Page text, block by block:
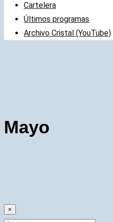
Cartelera
Últimos programas
Archivo Cristal (YouTube)
Mayo
×